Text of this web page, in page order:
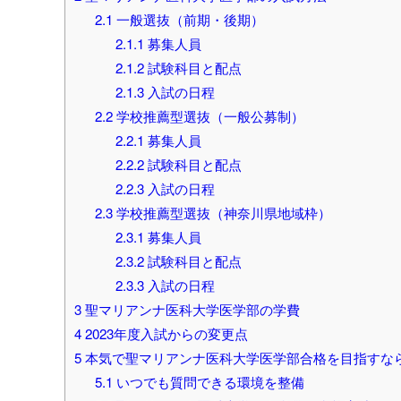
2.1 一般選抜（前期・後期）
2.1.1 募集人員
2.1.2試験科目と配点
2.1.3入試の日程
2.2学校推薦型選抜（一般公募制）
2.2.1 募集人員
2.2.2試験科目と配点
2.2.3入試の日程
2.3学校推薦型選抜（神奈川県地域枠）
2.3.1 募集人員
2.3.2試験科目と配点
2.3.3入試の日程
3聖マリアンナ医科大学医学部の学費
42023年度入試からの変更点
5本気で聖マリアンナ医科大学医学部合格を目指すな
5.1 いつでも質問できる環境を整備